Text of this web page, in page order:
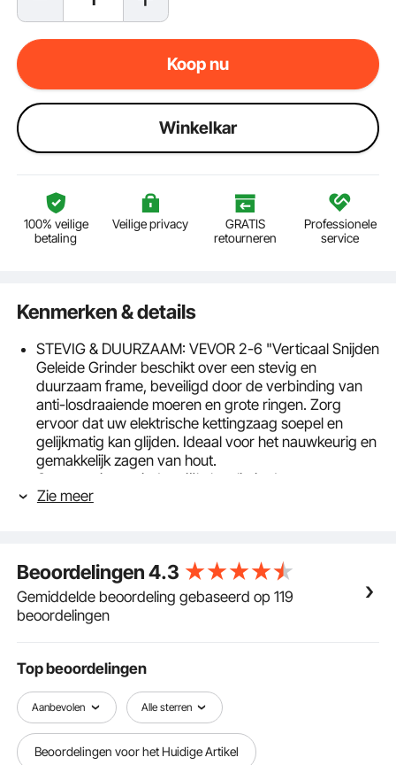
Koop nu
Winkelkar
100% veilige
betaling
Veilige privacy
GRATIS
retourneren
Professionele
service
Kenmerken & details
STEVIG & DUURZAAM: VEVOR 2-6 "Verticaal Snijden
Geleide Grinder beschikt over een stevig en
duurzaam frame, beveiligd door de verbinding van
anti-losdraaiende moeren en grote ringen. Zorg
ervoor dat uw elektrische kettingzaag soepel en
gelijkmatig kan glijden. Ideaal voor het nauwkeurig en
gemakkelijk zagen van hout.
Constructie van industriële kwaliteit: deze
houtgeleider is vakkundig vervaardigd uit gietijzer en
buiten maaien.
Nauwkeurig verticaal zagen: bevestig eenvoudig de
elektrische kettingzaag en pas de afstand tussen de
zaag en de vaste plank aan om zaagwerkzaamheden
keuze van elektrische zagen of de zaagdikte,
kan worden voldaan.
Lichtgewicht en compact: met een gewicht van
slechts 1,45 kg kunt u de kettingzaaghoutmolen
gemakkelijk met één hand dragen. Ook bij het zagen
Zie meer
Beoordelingen4.3
Gemiddelde beoordeling gebaseerd op 119
beoordelingen
Top beoordelingen
Aanbevolen Alle sterren
Beoordelingen voor het Huidige Artikel